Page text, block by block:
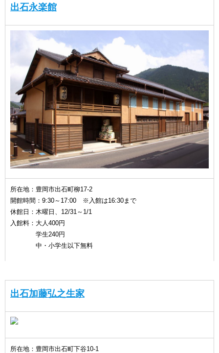
出石永楽館
所在地：豊岡市出石町柳17-2
開館時間：9:30～17:00 ※入館は16:30まで
休館日：木曜日、12/31～1/1
入館料：大人400円
学生240円
中・小学生以下無料
出石加藤弘之生家
所在地：豊岡市出石町下谷10-1